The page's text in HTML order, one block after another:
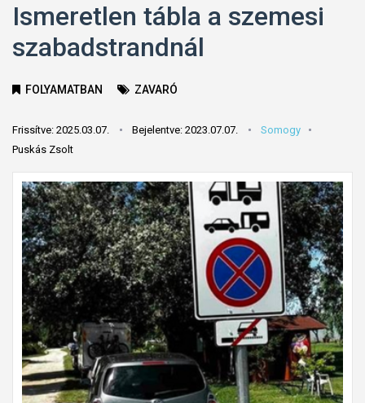
Ismeretlen tábla a szemesi
szabadstrandnál
FOLYAMATBAN ZAVARÓ
Frissítve: 2025.03.07. Bejelentve: 2023.07.07.
Somogy
Puskás Zsolt